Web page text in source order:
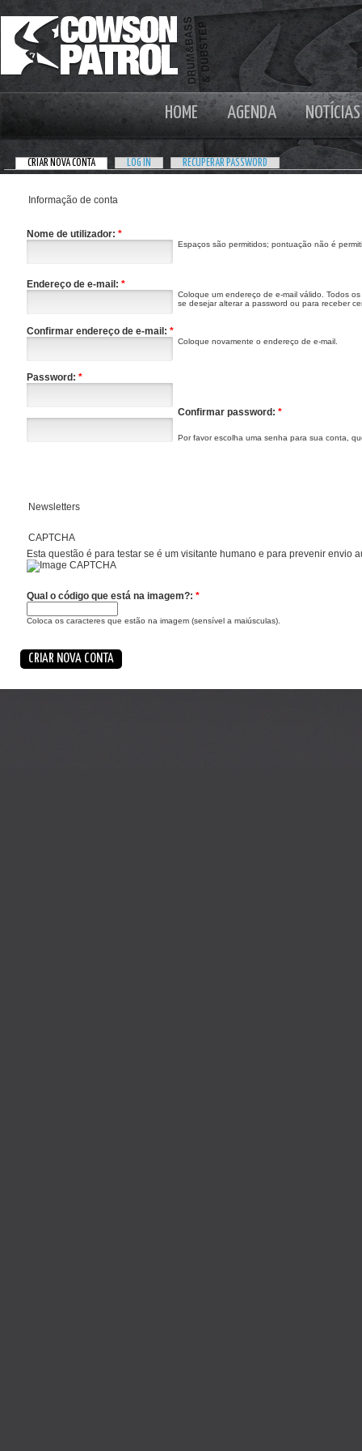
HOME AGENDA NOTÍCIAS
CRIAR NOVA CONTA LOG IN RECUPERAR PASSWORD
Informação de conta
Nome de utilizador: *
Espaços são permitidos; pontuação não é
Endereço de e-mail: *
Coloque um endereço de e-mail válido. Todos
se desejar alterar a password ou para receber
Confirmar endereço de e-mail: *
Coloque novamente o endereço de e-mail.
Password: *
Confirmar password: *
Por favor escolha uma senha para sua conta,
Newsletters
CAPTCHA
Esta questão é para testar se é um visitante humano e para prevenir envio
Qual o código que está na imagem?: *
Coloca os caracteres que estão na imagem (sensível a maiúsculas).